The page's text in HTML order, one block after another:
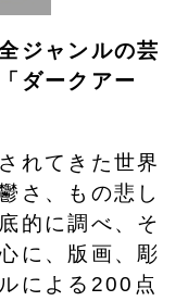
ジャンルの芸
ダークアー
れてきた世界
さ、もの悲し
的に調べ、そ
に、版画、彫
による200点